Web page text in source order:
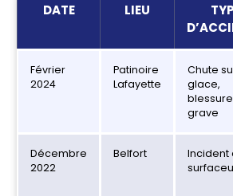
DATE LIEU
Février
2024
Patinoire
Lafayette
Chute
glace,
blessure
grave
Décembre
2022
Belfort
Incident